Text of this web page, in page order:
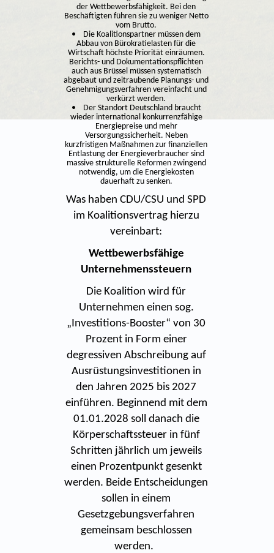
der Wettbewerbsfähigkeit. Bei den
Beschäftigten führen sie zu weniger Netto
vom Brutto.
• Die Koalitionspartner müssen dem
Abbau von Bürokratielasten für die
Wirtschaft höchste Priorität einräumen.
Berichts- und Dokumentationspflichten
auch aus Brüssel müssen systematisch
abgebaut und zeitraubende Planungs- und
Genehmigungsverfahren vereinfacht und
verkürzt werden.
• Der Standort Deutschland braucht
wieder international konkurrenzfähige
Energiepreise und mehr
Versorgungssicherheit. Neben
kurzfristigen Maßnahmen zur finanziellen
Entlastung der Energieverbraucher sind
massive strukturelle Reformen zwingend
notwendig, um die Energiekosten
dauerhaft zu senken.
Was haben CDU/CSU und SPD
im Koalitionsvertrag hierzu
vereinbart:
Wettbewerbsfähige
Unternehmenssteuern
Die Koalition wird für
Unternehmen einen sog.
„Investitions-Booster“ von 30
Prozent in Form einer
degressiven Abschreibung auf
Ausrüstungsinvestitionen in
den Jahren 2025 bis 2027
einführen. Beginnend mit dem
01.01.2028 soll danach die
Körperschaftssteuer in fünf
Schritten jährlich um jeweils
einen Prozentpunkt gesenkt
werden. Beide Entscheidungen
sollen in einem
Gesetzgebungsverfahren
gemeinsam beschlossen
werden.